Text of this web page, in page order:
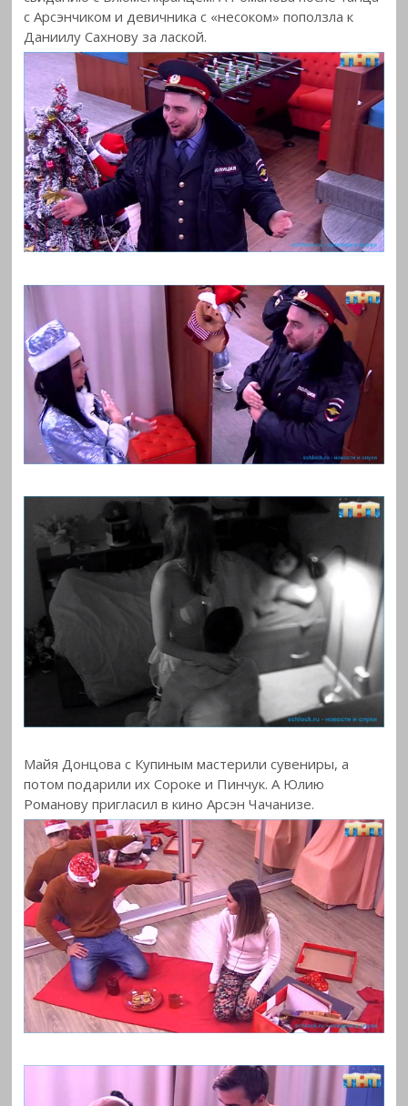
с Арсэнчиком и девичника с «несоком» поползла к
Даниилу Сахнову за лаской.
Майя Донцова с Купиным мастерили сувениры, а
потом подарили их Сороке и Пинчук. А Юлию
Романову пригласил в кино Арсэн Чачанизе.